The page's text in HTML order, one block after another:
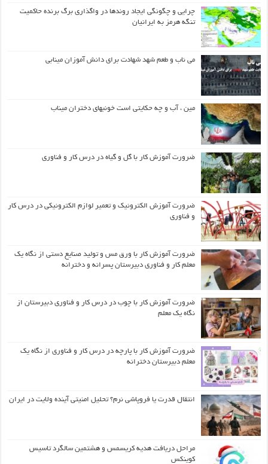
چرایی و چگونگی ایجاد روندها در واگذاری برگ برنده حاکمیت
تنگه هرمز به ایرانیان
می ناب و طعم شهد شهادت برای دانش آموزان مینابی
مین ، آب و چه حکایتی است خونبهای دختران میناب
ضرورت آموزش کار با گل و گیاه در درس کار و فناوری
ضرورت آموزش الکترونیک و تعمیر لوازم الکترونیکی در درس کار
و فناوری
ضرورت آموزش کار با ورق مس و تولید صنایع دستی از نگاه یک
معلم کار و فناوری دبیرستان پسرانه و دخترانه
ضرورت آموزش کار با چوب در درس کار و فناوری دبیرستان از
نگاه یک معلم
ضرورت آموزش کار با پارچه در درس کار و فناوری از نگاه یک
معلم دبیرستان دخترانه
انتقال قدرت یا فروپاشی نرم؟ تحلیل امنیتی آینده ولایت در ایران
مراحل دریافت هدیه کریسمس و هشتمین سالگرد تاسیس
کوینکس